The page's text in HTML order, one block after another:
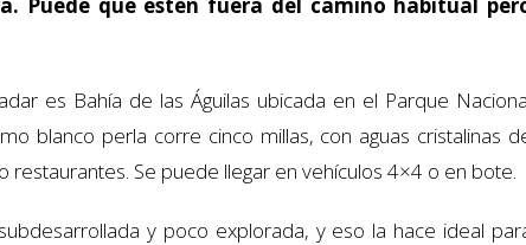
es Bahía de las Águilas ubicada en el Parque
blanco perla corre cinco millas, con aguas cristalinas
Se puede llegar en vehículos 4×4 o en bote.
y poco explorada, y eso la hace ideal